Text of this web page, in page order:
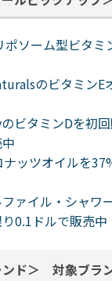
ソーム型ビタミ
のビタミンE
ビタミンDを初
ッツオイルを
ァイル・シャワ
0.1ドルで販売中
ンド＞ 対象ブラ